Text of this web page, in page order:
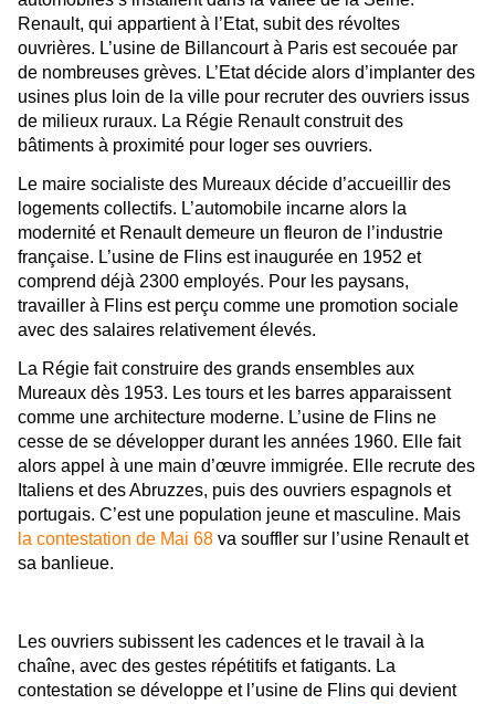
Renault, qui appartient à l’Etat, subit des révoltes
ouvrières. L’usine de Billancourt à Paris est secouée par
de nombreuses grèves. L’Etat décide alors d’implanter des
usines plus loin de la ville pour recruter des ouvriers issus
de milieux ruraux. La Régie Renault construit des
bâtiments à proximité pour loger ses ouvriers.
Le maire socialiste des Mureaux décide d’accueillir des
logements collectifs. L’automobile incarne alors la
modernité et Renault demeure un fleuron de l’industrie
française. L’usine de Flins est inaugurée en 1952 et
comprend déjà 2300 employés. Pour les paysans,
travailler à Flins est perçu comme une promotion sociale
avec des salaires relativement élevés.
La Régie fait construire des grands ensembles aux
Mureaux dès 1953. Les tours et les barres apparaissent
comme une architecture moderne. L’usine de Flins ne
cesse de se développer durant les années 1960. Elle fait
alors appel à une main d’œuvre immigrée. Elle recrute des
Italiens et des Abruzzes, puis des ouvriers espagnols et
portugais. C’est une population jeune et masculine. Mais
la contestation de Mai 68 va souffler sur l’usine Renault et
sa banlieue.
Les ouvriers subissent les cadences et le travail à la
chaîne, avec des gestes répétitifs et fatigants. La
contestation se développe et l’usine de Flins qui devient